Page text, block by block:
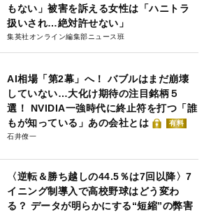
もない」被害を訴える女性は「ハニトラ
扱いされ…絶対許せない」
集英社オンライン編集部ニュース班
AI相場「第2幕」へ！ バブルはまだ崩壊
していない…大化け期待の注目銘柄５
選！ NVIDIA一強時代に終止符を打つ「誰
もが知っている」あの会社とは
有料
石井僚一
〈逆転＆勝ち越しの44.5％は7回以降〉7
イニング制導入で高校野球はどう変わ
る？ データが明らかにする“短縮”の弊害